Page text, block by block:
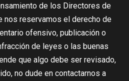
de los Directores de
nos reservamos el derecho de
ofensivo, publicación o
de leyes o las buenas
que algo debe ser revisado,
no dude en contactarnos a